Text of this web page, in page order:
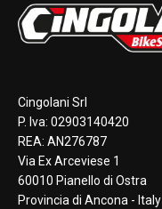
Cingolani Srl
P. Iva: 02903140420
REA: AN276787
Via Ex Arceviese 1
60010 Pianello di Ostra
Provincia di Ancona - Italy